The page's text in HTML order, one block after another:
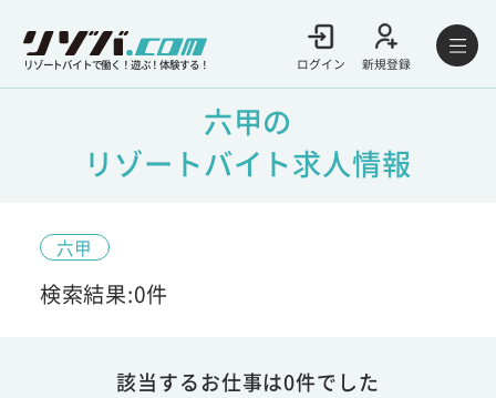
リゾートバイトで働く！遊ぶ！体験する！ ログイン 新規登録
六甲の
リゾートバイト求人情報
六甲
検索結果:0件
該当するお仕事は0件でした